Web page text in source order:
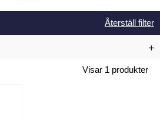
Återställ filter
Visar 1 produkter